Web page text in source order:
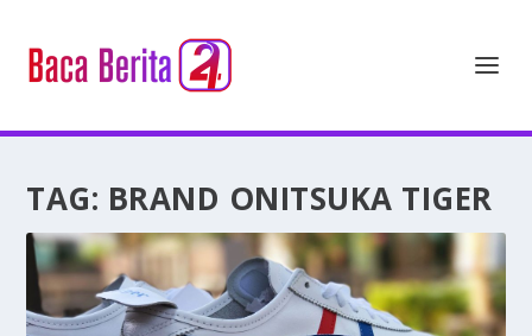
TAG: BRAND ONITSUKA TIGER